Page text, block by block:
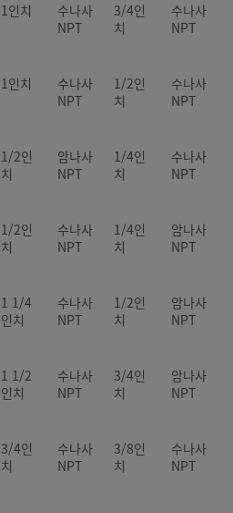
1인치
수나사
NPT
3/4인
치
수나사
NPT
1인치
수나사
NPT
1/2인
치
수나사
NPT
1/2인
치
암나사
NPT
1/4인
치
수나사
NPT
1/2인
치
수나사
NPT
1/4인
치
암나사
NPT
1 1/4
인치
수나사
NPT
1/2인
치
암나사
NPT
1 1/2
인치
수나사
NPT
3/4인
치
암나사
NPT
3/4인
치
수나사
NPT
3/8인
치
수나사
NPT